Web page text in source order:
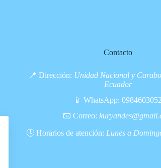
Contacto
📍 Dirección: Unidad Nacional y
Ecuador
📱 WhatsApp: 0984603052
📧 Correo:
🕓 Horarios de atención: Lunes a